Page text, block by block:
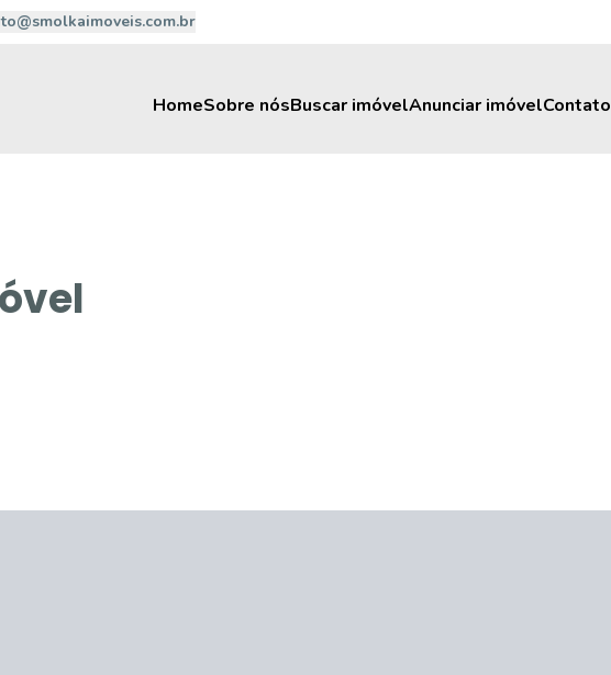
HomeSobre nósBuscar imóvelAnunciar imóvelContato